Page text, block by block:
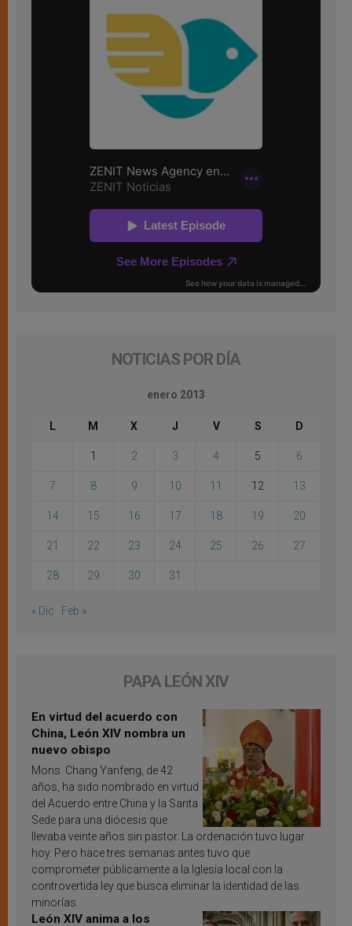
NOTICIAS POR DÍA
enero 2013
L M X J V S D
1 2 3 4 5 6
7 8 9 10 11 12 13
14 15 16 17 18 19 20
21 22 23 24 25 26 27
28 29 30 31
« Dic Feb »
PAPA LEÓN XIV
En virtud del acuerdo con
China, León XIV nombra un
nuevo obispo
Mons. Chang Yanfeng, de 42
años, ha sido nombrado en virtud
del Acuerdo entre China y la Santa
Sede para una diócesis que
llevaba veinte años sin pastor. La ordenación tuvo lugar
hoy. Pero hace tres semanas antes tuvo que
comprometer públicamente a la Iglesia local con la
controvertida ley que busca eliminar la identidad de las
minorías.
León XIV anima a los